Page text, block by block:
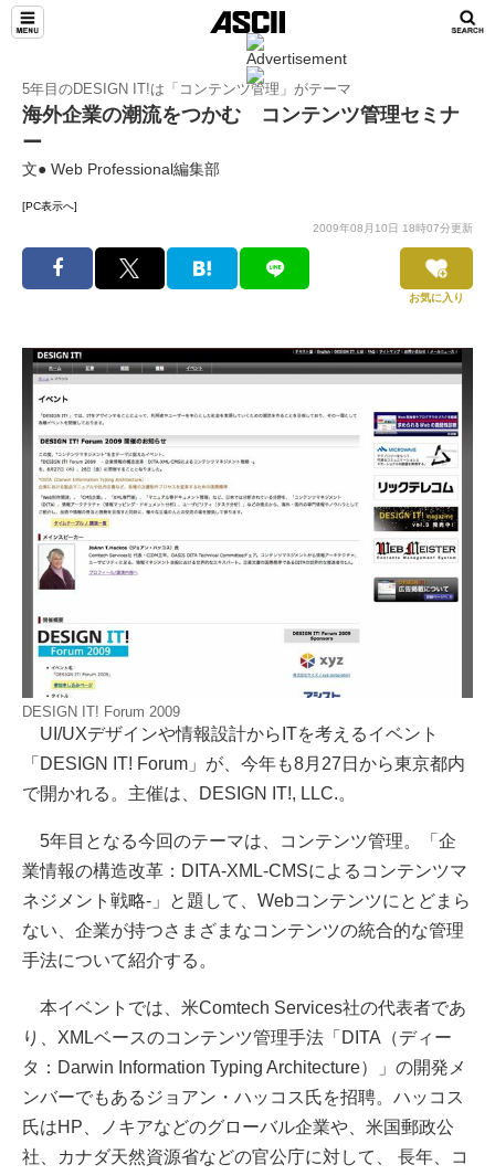
5年目のDESIGN IT!は「コンテンツ管理」がテーマ
海外企業の潮流をつかむ コンテンツ管理セミナ
ー
文● Web Professional編集部
[PC表示へ]
2009年08月10日 18時07分更新
お気に入り
DESIGN IT! Forum 2009
UI/UXデザインや情報設計からITを考えるイベント
「DESIGN IT! Forum」が、今年も8月27日から東京都内
で開かれる。主催は、DESIGN IT!, LLC.。
5年目となる今回のテーマは、コンテンツ管理。「企
業情報の構造改革：DITA-XML-CMSによるコンテンツマ
ネジメント戦略-」と題して、Webコンテンツにとどまら
ない、企業が持つさまざまなコンテンツの統合的な管理
手法について紹介する。
本イベントでは、米Comtech Services社の代表者であ
り、XMLベースのコンテンツ管理手法「DITA（ディー
タ：Darwin Information Typing Architecture）」の開発メ
ンバーでもあるジョアン・ハッコス氏を招聘。ハッコス
氏はHP、ノキアなどのグローバル企業や、米国郵政公
社、カナダ天然資源省などの官公庁に対して、 長年、コ